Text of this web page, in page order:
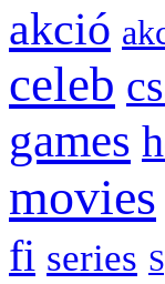
akció
celeb
games
movies
fi series